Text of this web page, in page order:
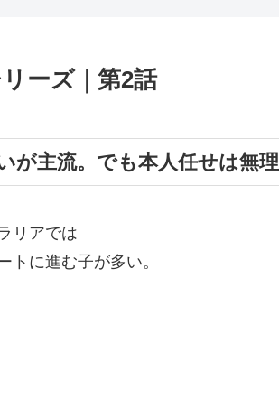
ーズ｜第2話
が主流。でも本人任せは無理
リアでは
トに進む子が多い。